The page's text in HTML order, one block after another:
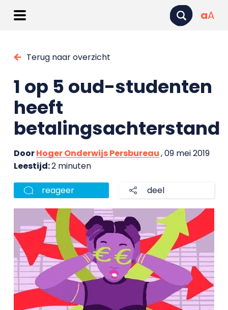
aA
Terug naar overzicht
1 op 5 oud-studenten
heeft
betalingsachterstand
DoorHoger Onderwijs Persbureau, 09 mei 2019
Leestijd:2 minuten
reageer deel